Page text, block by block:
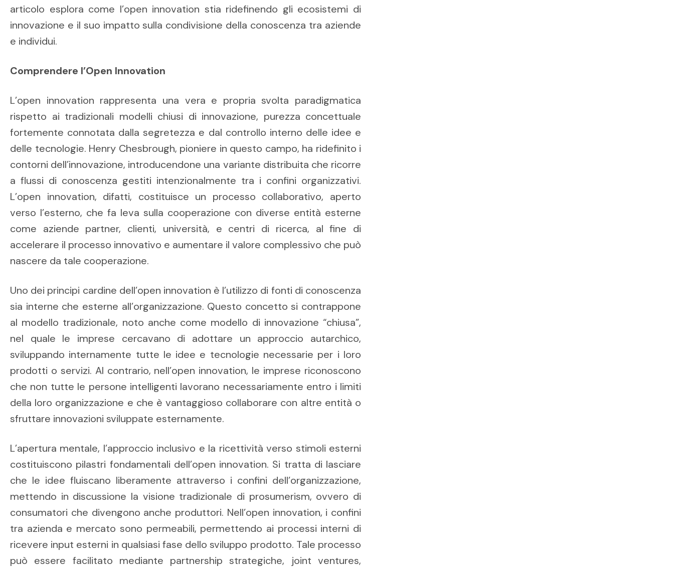
articolo esplora come l’open innovation stia ridefinendo gli ecosistemi di
innovazione e il suo impatto sulla condivisione della conoscenza tra aziende
e individui.
Comprendere l’Open Innovation
L’open innovation rappresenta una vera e propria svolta paradigmatica
rispetto ai tradizionali modelli chiusi di innovazione, purezza concettuale
fortemente connotata dalla segretezza e dal controllo interno delle idee e
delle tecnologie. Henry Chesbrough, pioniere in questo campo, ha ridefinito i
contorni dell’innovazione, introducendone una variante distribuita che ricorre
a flussi di conoscenza gestiti intenzionalmente tra i confini organizzativi.
L’open innovation, difatti, costituisce un processo collaborativo, aperto
verso l’esterno, che fa leva sulla cooperazione con diverse entità esterne
come aziende partner, clienti, università, e centri di ricerca, al fine di
accelerare il processo innovativo e aumentare il valore complessivo che può
nascere da tale cooperazione.
Uno dei principi cardine dell’open innovation è l’utilizzo di fonti di conoscenza
sia interne che esterne all’organizzazione. Questo concetto si contrappone
al modello tradizionale, noto anche come modello di innovazione “chiusa”,
nel quale le imprese cercavano di adottare un approccio autarchico,
sviluppando internamente tutte le idee e tecnologie necessarie per i loro
prodotti o servizi. Al contrario, nell’open innovation, le imprese riconoscono
che non tutte le persone intelligenti lavorano necessariamente entro i limiti
della loro organizzazione e che è vantaggioso collaborare con altre entità o
sfruttare innovazioni sviluppate esternamente.
L’apertura mentale, l’approccio inclusivo e la ricettività verso stimoli esterni
costituiscono pilastri fondamentali dell’open innovation. Si tratta di lasciare
che le idee fluiscano liberamente attraverso i confini dell’organizzazione,
mettendo in discussione la visione tradizionale di prosumerism, ovvero di
consumatori che divengono anche produttori. Nell’open innovation, i confini
tra azienda e mercato sono permeabili, permettendo ai processi interni di
ricevere input esterni in qualsiasi fase dello sviluppo prodotto. Tale processo
può essere facilitato mediante partnership strategiche, joint ventures,